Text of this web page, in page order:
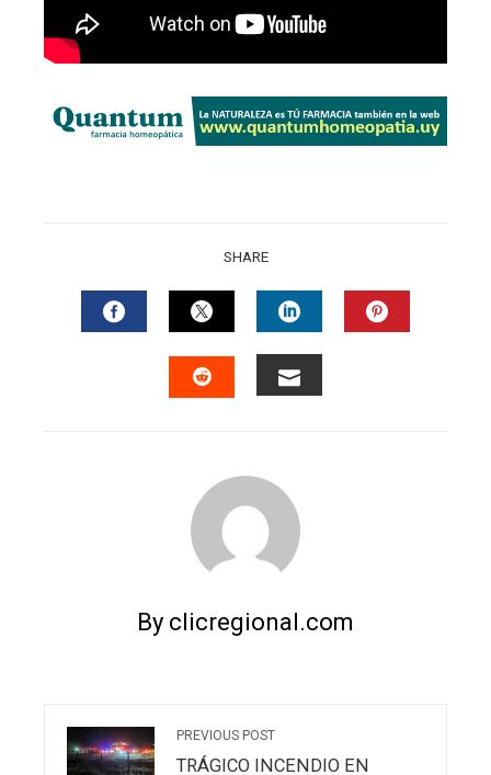
SHARE
FACEBOOKTWITTERLINKEDIN
By clicregional.com
PREVIOUS POST
TRÁGICO INCENDIO EN